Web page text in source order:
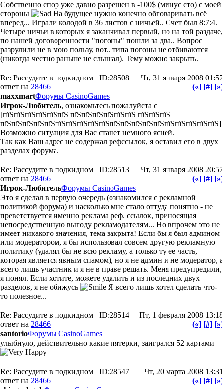
Собственно спор уже давно разрешен в -100$ (минус сто) с моей
стороны
На будущее нужно конечно обговаривать всё
вперед... Играли колодой в 36 листов с ничьей.. Счет был 8:7:4.
Четыре ничьи в которых я заканчивал первый, но на той раздаче,
по нашей договоренности "погоны" пошли за два.. Вопрос
разрулили не в мою пользу, вот.. типа погоны не отбиваются
(никогда честно раньше не слышал). Тему можно закрыть.
Re: Рассудите в подкидном
ID:28508
ответ на 28466
Чт, 31 января 2008
(«] [#]
maxxmartФорумы CasinoGames
Игрок-Любитель, ознакомьтесь пожалуйста с
[пїЅпїЅпїЅпїЅпїЅпїЅ пїЅпїЅпїЅпїЅпїЅпїЅ пїЅпїЅпїЅ
Возможно ситуация для Вас станет немного ясней.
Так как Ваш адрес не содержал рефссылок, я оставил его в двух
разделах форума.
Re: Рассудите в подкидном
ID:28513
ответ на 28466
Чт, 31 января 2008
(«] [#]
Игрок-ЛюбительФорумы CasinoGames
Это я сделал в первую очередь (ознакомился с рекламной
политикой форума) и насколько мне стало оттуда понятно - не
преветствуется именно реклама реф. ссылок, приносящая
непосредственную выгоду рекламодателям... Но впрочем это не
имеет никакого значения, тема закрыта! Если бы я был админом
или модератором, я бы использовал совсем другую рекламную
политику (удалял бы не всю рекламу, а только ту ее часть,
которая является явным спамом), но я не админ и не модератор,
всего лишь участник и я не в праве решать. Меня предупредили,
я понял. Если хотите, можете удалить и из последних двух
разделов, я не обижусь
Я всего лишь хотел сделать что-
то полезное...
Re: Рассудите в подкидном
ID:28514
ответ на 28466
Пт, 1 февраля 2008
(«] [#]
santorioФорумы CasinoGames
улыбнуло, действительно какие пятерки, заигрался 52 картами
Re: Рассудите в подкидном
ID:28547
ответ на 28466
Чт, 20 марта 2008
(«] [#]